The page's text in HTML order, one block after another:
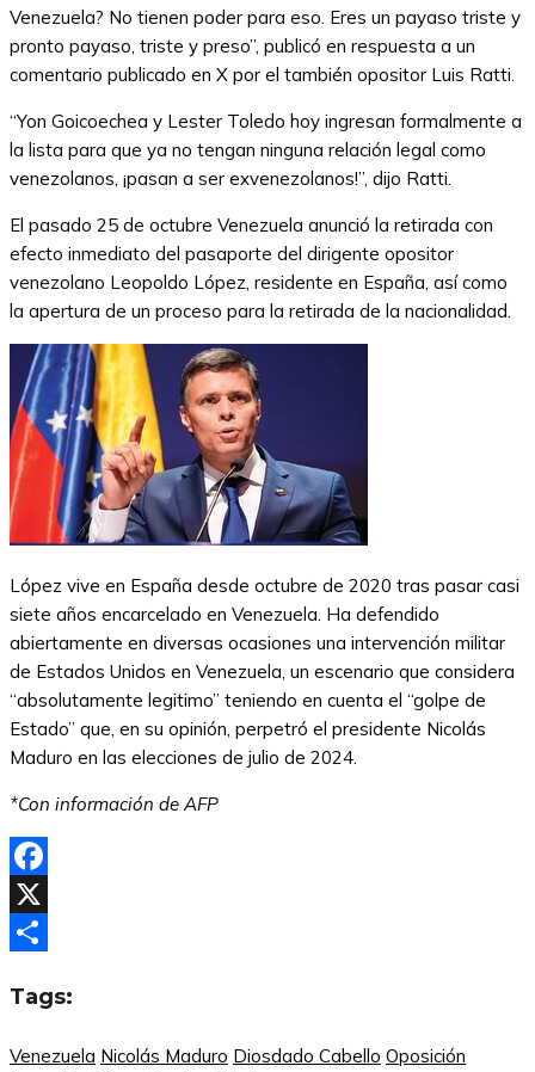
Venezuela? No tienen poder para eso. Eres un payaso triste y
pronto payaso, triste y preso”, publicó en respuesta a un
comentario publicado en X por el también opositor Luis Ratti.
“Yon Goicoechea y Lester Toledo hoy ingresan formalmente a
la lista para que ya no tengan ninguna relación legal como
venezolanos, ¡pasan a ser exvenezolanos!”, dijo Ratti.
El pasado 25 de octubre Venezuela anunció la retirada con
efecto inmediato del pasaporte del dirigente opositor
venezolano Leopoldo López, residente en España, así como
la apertura de un proceso para la retirada de la nacionalidad.
López vive en España desde octubre de 2020 tras pasar casi
siete años encarcelado en Venezuela. Ha defendido
abiertamente en diversas ocasiones una intervención militar
de Estados Unidos en Venezuela, un escenario que considera
“absolutamente legitimo” teniendo en cuenta el “golpe de
Estado” que, en su opinión, perpetró el presidente Nicolás
Maduro en las elecciones de julio de 2024.
*Con información de AFP
Facebook
X
Tags:
Venezuela Nicolás Maduro Diosdado Cabello Oposición